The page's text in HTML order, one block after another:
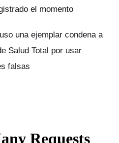
el momento
una ejemplar condena a
Salud Total por usar
falsas